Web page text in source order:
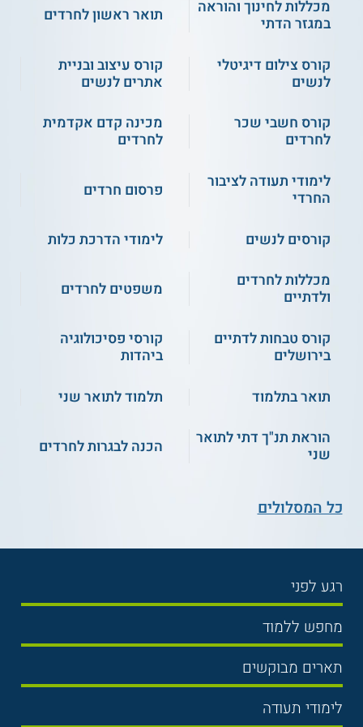
מכללות לחינוך והוראה
במגזר הדתי
תואר ראשון לחרדים
קורס צילום דיגיטלי
לנשים
קורס עיצוב ובניית
אתרים לנשים
קורס חשבי שכר
לחרדים
מכינה קדם אקדמית
לחרדים
לימודי תעודה לציבור
החרדי
פרסום חרדים
קורסים לנשים
לימודי הדרכת כלות
מכללות לחרדים
ולדתיים
משפטים לחרדים
קורס טבחות לדתיים
בירושלים
קורסי פסיכולוגיה
ביהדות
תואר בתלמוד
תלמוד לתואר שני
הוראת תנ"ך דתי לתואר
שני
הכנה לבגרות לחרדים
כל המסלולים
רגע לפני
בחירת לימודים
תנאי קבלה
שכר לימוד
אוניברסיטה
מחפש ללמוד
תואר ראשון
תואר שני
הכנה לבגרות
תארים מבוקשים
משפטים
לימודי תעודה